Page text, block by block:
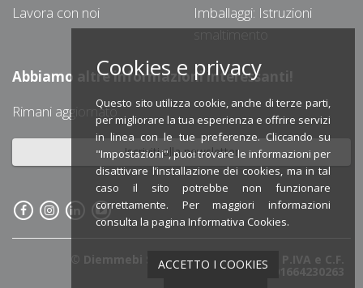
Lavora con noi
Imballaggi: Istruzioni
smaltimento
Abbiamo altre informazioni interessanti!
Rimani aggiornato
Iscriviti alla newsletter
© Diemmebi S.p.A. Società Benefit - P.IVA e C.F.
IT01664230263
Cookies e privacy
Questo sito utilizza cookie, anche di terze parti,
per migliorare la tua esperienza e offrire servizi
in linea con le tue preferenze. Cliccando su
"Impostazioni", puoi trovare le informazioni per
disattivare l’installazione dei cookies, ma in tal
caso il sito potrebbe non funzionare
correttamente. Per maggiori informazioni
consulta la pagina Informativa Cookies.
ACCETTO I COOKIES